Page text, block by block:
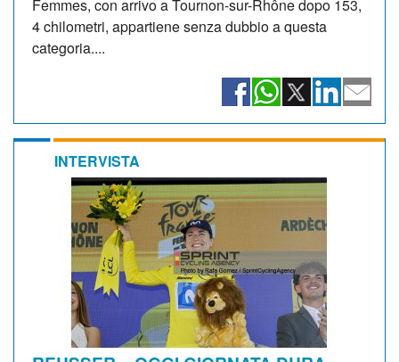
Femmes, con arrivo a Tournon-sur-Rhône dopo 153,
4 chilometri, appartiene senza dubbio a questa
categoria....
INTERVISTA